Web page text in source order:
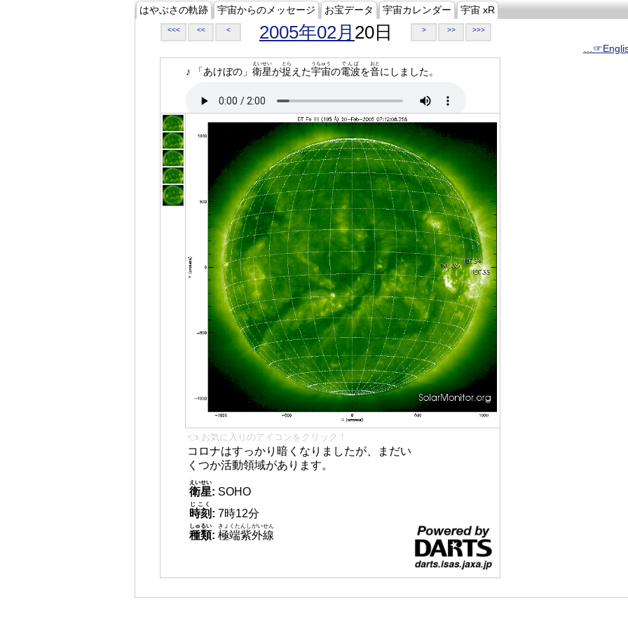
はやぶさの軌跡 宇宙からのメッセージ お宝データ 宇宙カレンダー 宇宙 xR
<<< << < 2005年02月 20日 > >> >>>
♪ 「あけぼの」 衛星
えいせい
が捉
とら
えた宇宙
うちゅう
の電波
でんぱ
を音
おと
にしました。
👈 お気に入りのアイコンをクリック！
コロナはすっかり暗くなりましたが、まだい
くつか活動領域があります。
衛星
えいせい
: SOHO
時刻
じこく
: 7時12分
種類
しゅるい
: 極端紫外線
きょくたんしがいせん